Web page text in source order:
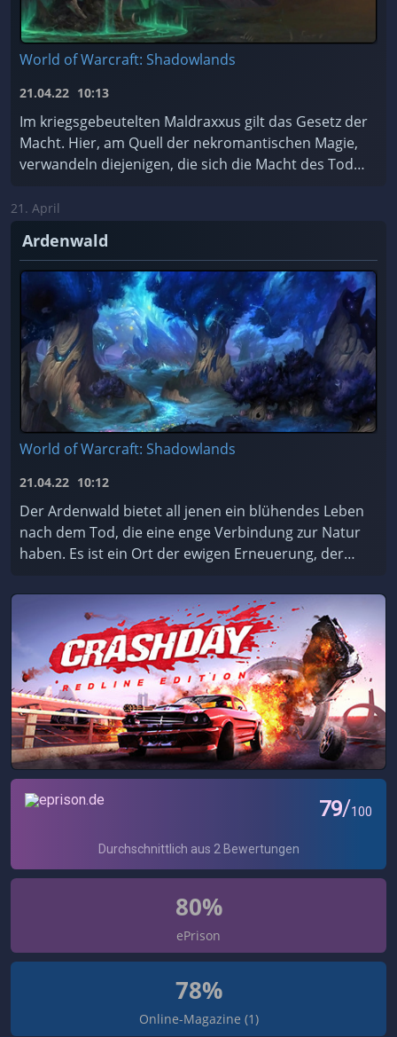
World of Warcraft: Shadowlands
21.04.22 10:13
Im kriegsgebeutelten Maldraxxus gilt das Gesetz der
Macht. Hier, am Quell der nekromantischen Magie,
verwandeln diejenigen, die sich die Macht des Todes
21. April
Ardenwald
World of Warcraft: Shadowlands
21.04.22 10:12
Der Ardenwald bietet all jenen ein blühendes Leben
nach dem Tod, die eine enge Verbindung zur Natur
haben. Es ist ein Ort der ewigen Erneuerung, der
...
80%
ePrison
78%
Online-Magazine (1)